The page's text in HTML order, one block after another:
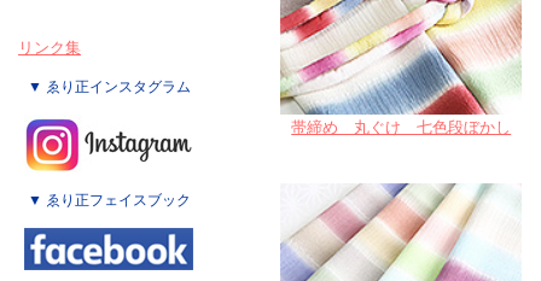
リンク集
▼ ゑり正インスタグラム
▼ ゑり正フェイスブック
帯締め 丸ぐけ 七色段ぼかし